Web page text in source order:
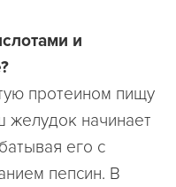
и
протеином пищу
желудок начинает
его с
пепсин. В